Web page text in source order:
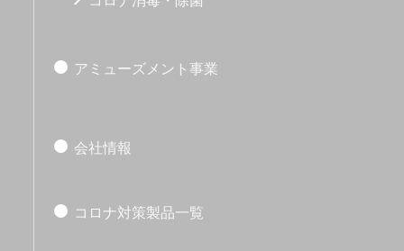
アミューズメント事業
会社情報
コロナ対策製品一覧